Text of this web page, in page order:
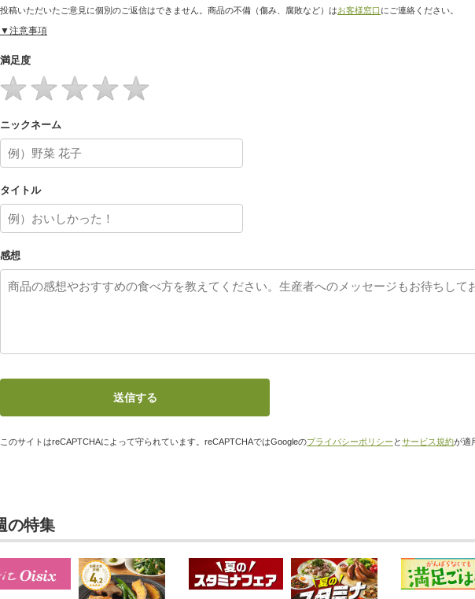
投稿いただいたご意見に個別のご返信はできません。商品の不備（傷み、腐敗など）はお客様窓口 にご連絡ください。
▼注意事項
満足度
ニックネーム
タイトル
感想
このサイトはreCAPTCHAによって守られています。reCAPTCHAではGoogleのプライバシーポリシー とサービス規約が適
の特集